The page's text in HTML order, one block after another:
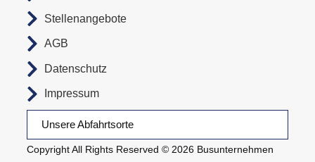
Copyright All Rights Reserved © 2026 Busunternehmen
Unsere Abfahrtsorte
Stellenangebote
AGB
Datenschutz
Impressum